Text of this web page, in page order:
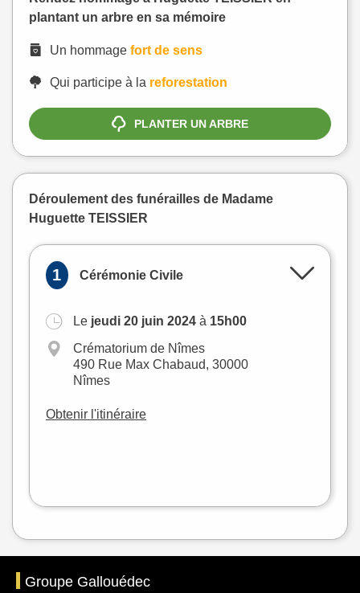
plantant un arbre en sa mémoire
Un hommage fort de sens
Qui participe à la reforestation
PLANTER UN ARBRE
Déroulement des funérailles de Madame
Huguette TEISSIER
1 Cérémonie Civile
Le jeudi 20 juin 2024 à 15h00
Crématorium de Nîmes
490 Rue Max Chabaud, 30000
Nîmes
Obtenir l'itinéraire
Groupe Gallouédec